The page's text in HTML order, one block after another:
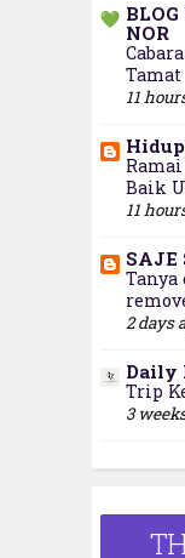
NOR
Tamat
11
Baik
11
SAJE
2 days
Daily
Trip
3